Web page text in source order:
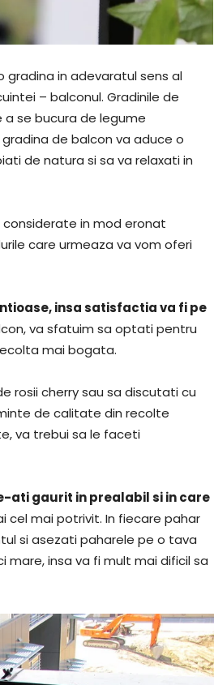
in adevaratul sens al
– balconul. Gradinile de
a se bucura de legume
de balcon va aduce o
de natura si sa va relaxati in
in mod eronat
care urmeaza va vom oferi
insa satisfactia va fi pe
va sfatuim sa optati pentru
mai bogata.
rosii cherry sau sa discutati cu
de calitate din recolte
va trebui sa le faceti
ati gaurit in prealabil si in care
cel mai potrivit. In fiecare pahar
si asezati paharele pe o tava
insa va fi mult mai dificil sa